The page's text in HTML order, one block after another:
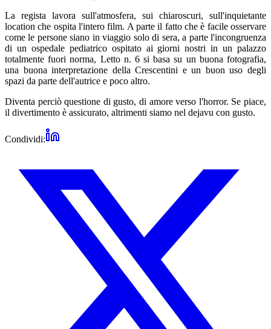
La regista lavora sull'atmosfera, sui chiaroscuri, sull'inquietante
location che ospita l'intero film. A parte il fatto che è facile osservare
come le persone siano in viaggio solo di sera, a parte l'incongruenza
di un ospedale pediatrico ospitato ai giorni nostri in un palazzo
totalmente fuori norma, Letto n. 6 si basa su un buona fotografia,
una buona interpretazione della Crescentini e un buon uso degli
spazi da parte dell'autrice e poco altro.
Diventa perciò questione di gusto, di amore verso l'horror. Se piace,
il divertimento è assicurato, altrimenti siamo nel dejavu con gusto.
Condividi: